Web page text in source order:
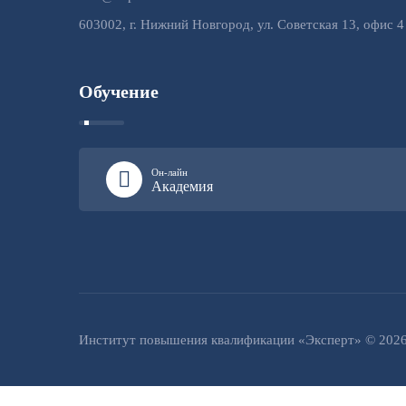
603002, г. Нижний Новгород, ул. Советская 13, офис 4
Обучение
Он-лайн
Академия
Институт повышения квалификации «Эксперт» ©